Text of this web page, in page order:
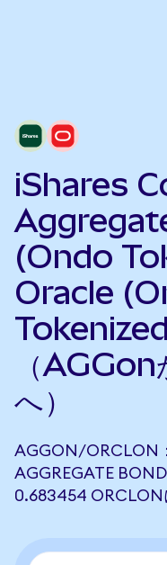
iShares
(Ondo
Oracle
（
へ）
AGGON/ORCLON
AGGREGATE
0.683454 ORCLON